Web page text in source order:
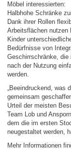
Möbel interessierten:
Halbhohe Schränke
Dank ihrer Rollen
Arbeitsflächen nutzen
Kinder
Bedürfnisse von
Geschirrschränke, die
nach der Nutzung
werden.
„Beeindruckend, was
gemeinsam
Urteil der meisten
Team Lob und
dem die im ersten
neugestaltet werden,
Mehr Informationen